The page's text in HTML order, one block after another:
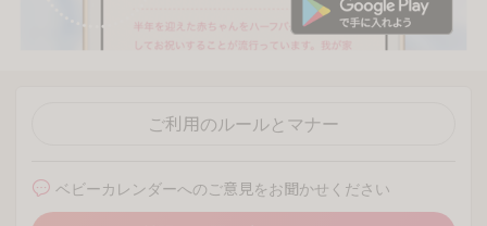
ご利用のルールとマナー
ベビーカレンダーへのご意見をお聞かせください